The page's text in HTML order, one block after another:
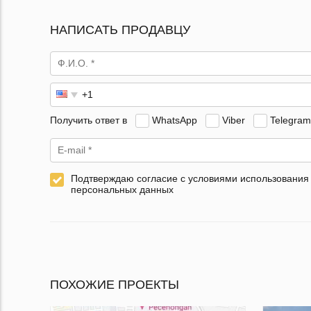
НАПИСАТЬ ПРОДАВЦУ
Получить ответ в WhatsApp Viber Telegram
Подтверждаю согласие с условиями использования
персональных данных
ПОХОЖИЕ ПРОЕКТЫ